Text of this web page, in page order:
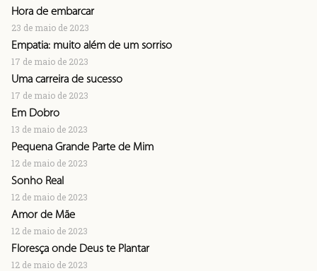
Hora de embarcar
23 de maio de 2023
Empatia: muito além de um sorriso
17 de maio de 2023
Uma carreira de sucesso
17 de maio de 2023
Em Dobro
13 de maio de 2023
Pequena Grande Parte de Mim
12 de maio de 2023
Sonho Real
12 de maio de 2023
Amor de Mãe
12 de maio de 2023
Floresça onde Deus te Plantar
12 de maio de 2023